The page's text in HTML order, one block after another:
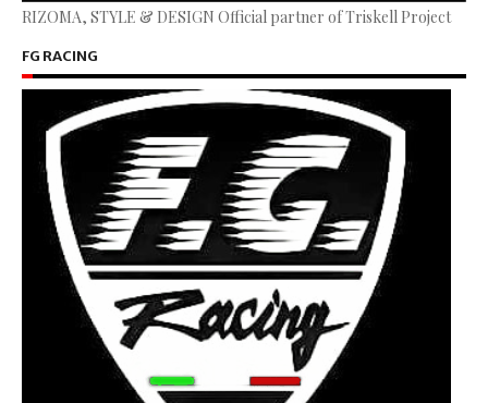
RIZOMA, STYLE & DESIGN Official partner of Triskell Project
FG RACING